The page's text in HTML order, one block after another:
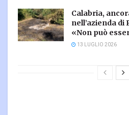
Calabria,
nell’azienda di
«Non può
13 LUGLIO 2026